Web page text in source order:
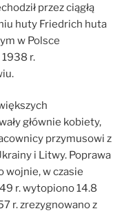
przez ciągłą
huty Friedrich huta
w Polsce
r.
głównie kobiety,
przymusowi z
i Litwy. Poprawa
wojnie, w czasie
r. wytopiono 14.8
r. zrezygnowano z